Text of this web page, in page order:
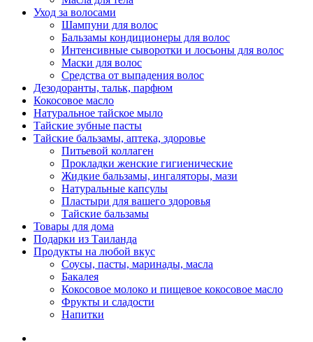
Уход за волосами
Шампуни для волос
Бальзамы кондиционеры для волос
Интенсивные сыворотки и лосьоны для волос
Маски для волос
Средства от выпадения волос
Дезодоранты, тальк, парфюм
Кокосовое масло
Натуральное тайское мыло
Тайские зубные пасты
Тайские бальзамы, аптека, здоровье
Питьевой коллаген
Прокладки женские гигиенические
Жидкие бальзамы, ингаляторы, мази
Натуральные капсулы
Пластыри для вашего здоровья
Тайские бальзамы
Товары для дома
Подарки из Таиланда
Продукты на любой вкус
Соусы, пасты, маринады, масла
Бакалея
Кокосовое молоко и пищевое кокосовое масло
Фрукты и сладости
Напитки